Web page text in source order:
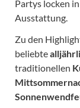
Partys locken
Ausstattung.
Zu den
beliebte
traditionellen